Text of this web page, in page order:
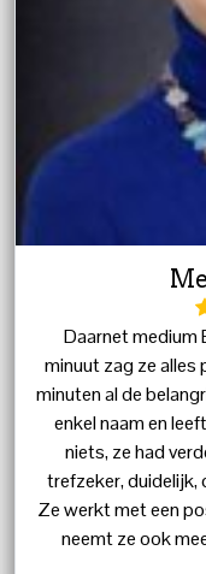
Daarnet medium
minuut zag ze alles
minuten al de
enkel naam en
niets, ze had
trefzeker, duidelijk,
Ze werkt met een
neemt ze ook